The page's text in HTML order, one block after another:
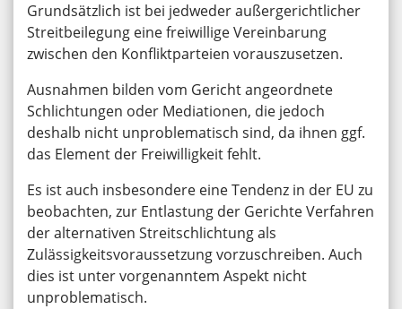
Grundsätzlich ist bei jedweder außergerichtlicher
Streitbeilegung eine freiwillige Vereinbarung
zwischen den Konfliktparteien vorauszusetzen.
Ausnahmen bilden vom Gericht angeordnete
Schlichtungen oder Mediationen, die jedoch
deshalb nicht unproblematisch sind, da ihnen ggf.
das Element der Freiwilligkeit fehlt.
Es ist auch insbesondere eine Tendenz in der EU zu
beobachten, zur Entlastung der Gerichte Verfahren
der alternativen Streitschlichtung als
Zulässigkeitsvoraussetzung vorzuschreiben. Auch
dies ist unter vorgenanntem Aspekt nicht
unproblematisch.